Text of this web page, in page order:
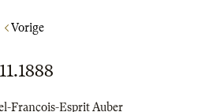
Vorige
François-Esprit Auber